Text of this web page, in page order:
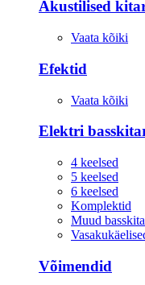
Akustilised
Vaata kõiki
Efektid
Vaata kõiki
Elektri
4 keelsed
5 keelsed
6 keelsed
Komplektid
Muud
Võimendid